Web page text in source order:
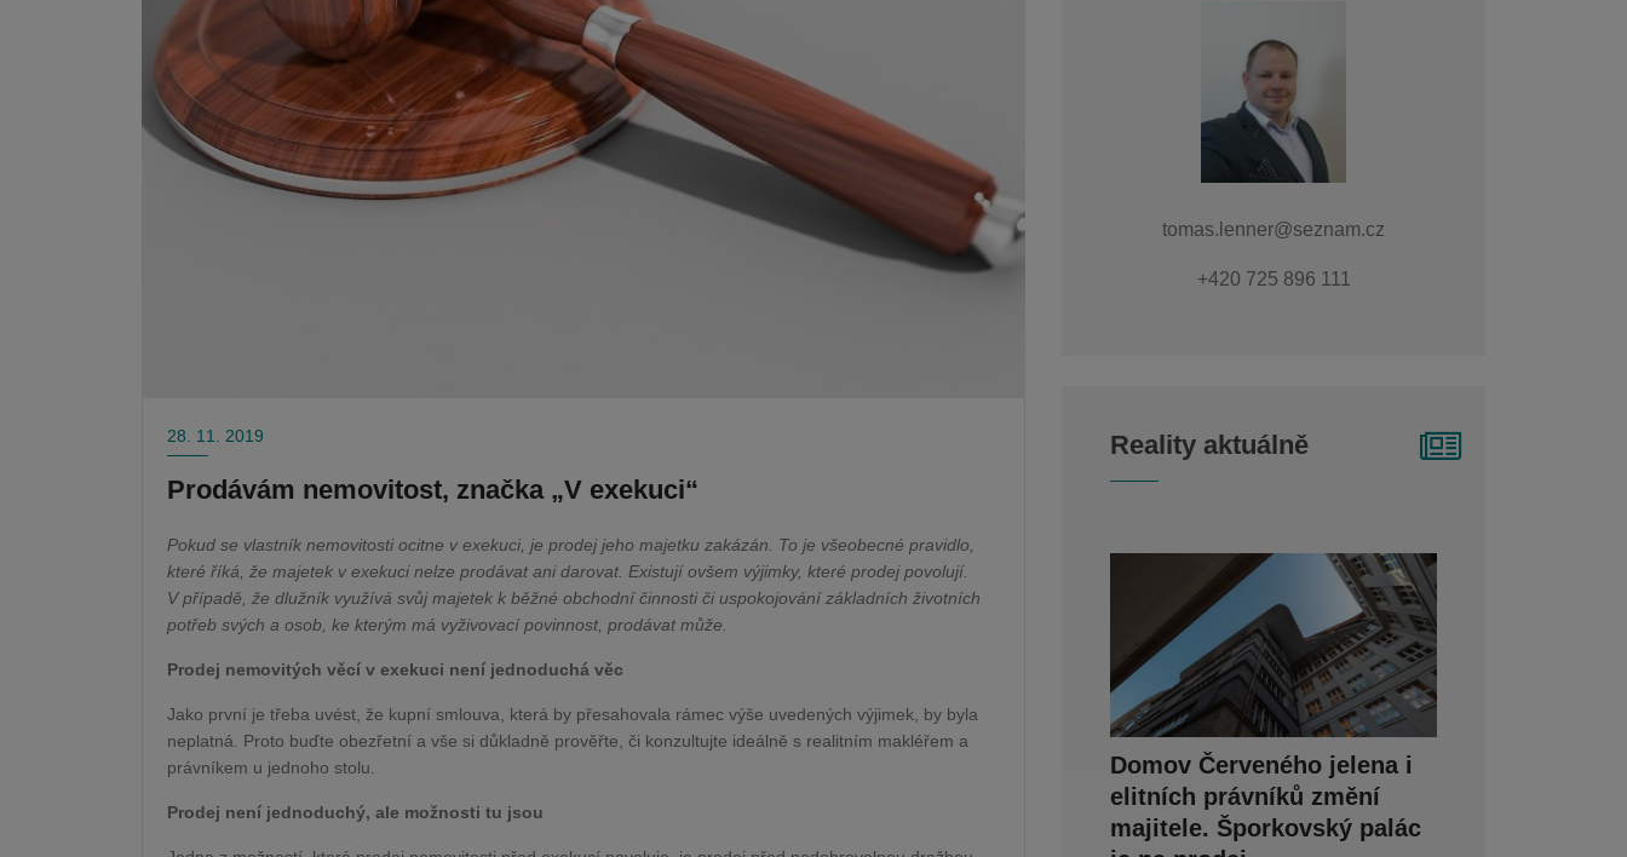
28. 11. 2019
Prodávám nemovitost, značka „V exekuci“
Pokud se vlastník nemovitosti ocitne v exekuci, je prodej jeho majetku zakázán. To je všeobecné pravidlo,
které říká, že majetek v exekuci nelze prodávat ani darovat. Existují ovšem výjimky, které prodej povolují.
V případě, že dlužník využívá svůj majetek k běžné obchodní činnosti či uspokojování základních životních
potřeb svých a osob, ke kterým má vyživovací povinnost, prodávat může.
Prodej nemovitých věcí v exekuci není jednoduchá věc
Jako první je třeba uvést, že kupní smlouva, která by přesahovala rámec výše uvedených výjimek, by byla
neplatná. Proto buďte obezřetní a vše si důkladně prověřte, či konzultujte ideálně s realitním makléřem a
právníkem u jednoho stolu.
Prodej není jednoduchý, ale možnosti tu jsou
tomas.lenner@seznam.cz
+420 725 896 111
Reality aktuálně
Domov Červeného jelena i
elitních právníků změní
majitele. Šporkovský palác